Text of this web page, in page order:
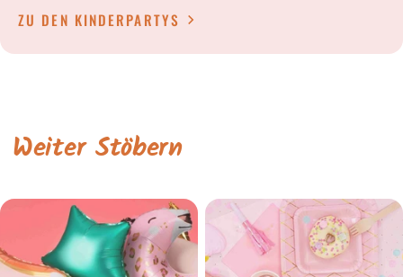
ZU DEN KINDERPARTYS
Weiter Stöbern